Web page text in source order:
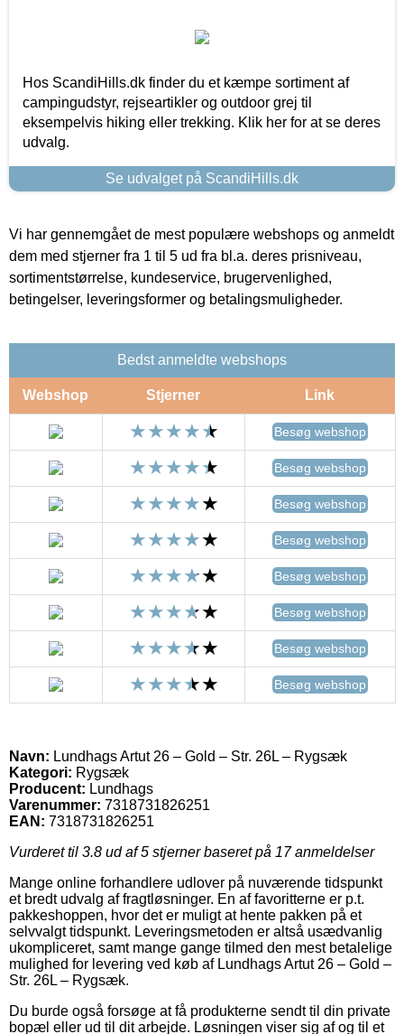
Hos ScandiHills.dk finder du et kæmpe sortiment af
campingudstyr, rejseartikler og outdoor grej til
eksempelvis hiking eller trekking. Klik her for at se deres
udvalg.
Se udvalget på ScandiHills.dk
Vi har gennemgået de mest populære webshops og anmeldt
dem med stjerner fra 1 til 5 ud fra bl.a. deres prisniveau,
sortimentstørrelse, kundeservice, brugervenlighed,
betingelser, leveringsformer og betalingsmuligheder.
Bedst anmeldte webshops
Webshop Stjerner Link
Besøg webshop
Besøg webshop
Besøg webshop
Besøg webshop
Besøg webshop
Besøg webshop
Besøg webshop
Besøg webshop
Navn: Lundhags Artut 26 – Gold – Str. 26L – Rygsæk
Kategori: Rygsæk
Producent: Lundhags
Varenummer: 7318731826251
EAN: 7318731826251
Vurderet til 3.8 ud af 5 stjerner baseret på 17anmeldelser
Mange online forhandlere udlover på nuværende tidspunkt
et bredt udvalg af fragtløsninger. En af favoritterne er p.t.
pakkeshoppen, hvor det er muligt at hente pakken på et
selvvalgt tidspunkt. Leveringsmetoden er altså usædvanlig
ukompliceret, samt mange gange tilmed den mest betalelige
mulighed for levering ved køb af Lundhags Artut 26 – Gold –
Str. 26L – Rygsæk.
Du burde også forsøge at få produkterne sendt til din private
bopæl eller ud til dit arbejde. Løsningen viser sig af og til et